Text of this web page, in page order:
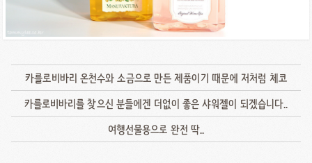
카를로비바리 온천수와 소금으로 만든 제품이기 때문에 저처럼 체코
카를로비바리를 찾으신 분들에겐 더없이 좋은 샤워젤이 되겠습니다..
여행선물용으로 완전 딱..